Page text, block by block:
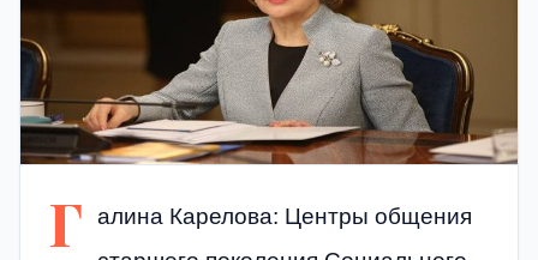
Г
алина Карелова: Центры общения